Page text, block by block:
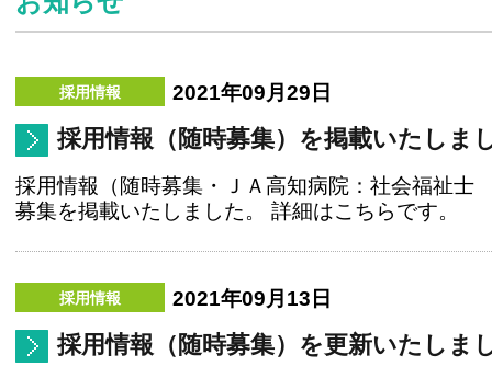
2021年09月29日
採用情報（随時募集）を掲載いたしま
採用情報（随時募集・ＪＡ高知病院：社会福祉
募集を掲載いたしました。 詳細はこちらです。
2021年09月13日
採用情報（随時募集）を更新いたしま